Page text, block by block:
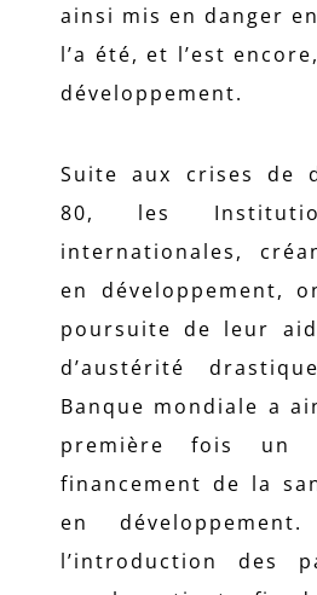
ainsi mis en danger
l’a été, et l’est
développement.
Suite aux crises de
80, les
internationales,
en développement,
poursuite de leur
d’austérité
Banque mondiale a
première fois un
financement de la
en
l’introduction des